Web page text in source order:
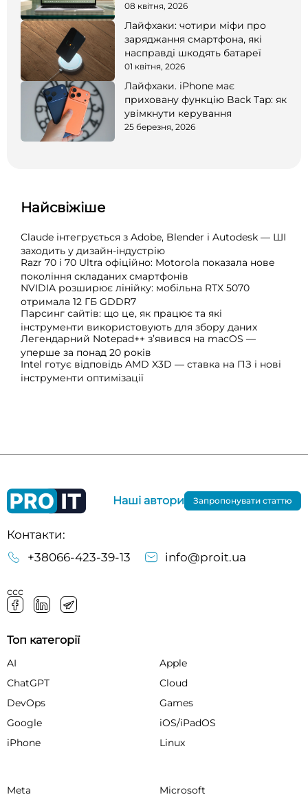
08 квітня, 2026
Лайфхаки: чотири міфи про
заряджання смартфона, які
насправді шкодять батареї
01 квітня, 2026
Лайфхаки. iPhone має
приховану функцію Back Tap: як
увімкнути керування
25 березня, 2026
Найсвіжіше
Claude інтегрується з Adobe, Blender і Autodesk — ШІ
заходить у дизайн-індустрію
Razr 70 і 70 Ultra офіційно: Motorola показала нове
покоління складаних смартфонів
NVIDIA розширює лінійку: мобільна RTX 5070
отримала 12 ГБ GDDR7
Парсинг сайтів: що це, як працює та які
інструменти використовують для збору даних
Легендарний Notepad++ з’явився на macOS —
уперше за понад 20 років
Intel готує відповідь AMD X3D — ставка на ПЗ і нові
інструменти оптимізації
Контакти:
+38066-423-39-13
info@proit.ua
ссс
Наші автори Запропонувати статтю
Топ категорії
AI
Apple
ChatGPT
Cloud
DevOps
Games
Google
iOS/iPadOS
iPhone
Linux
Meta
Microsoft